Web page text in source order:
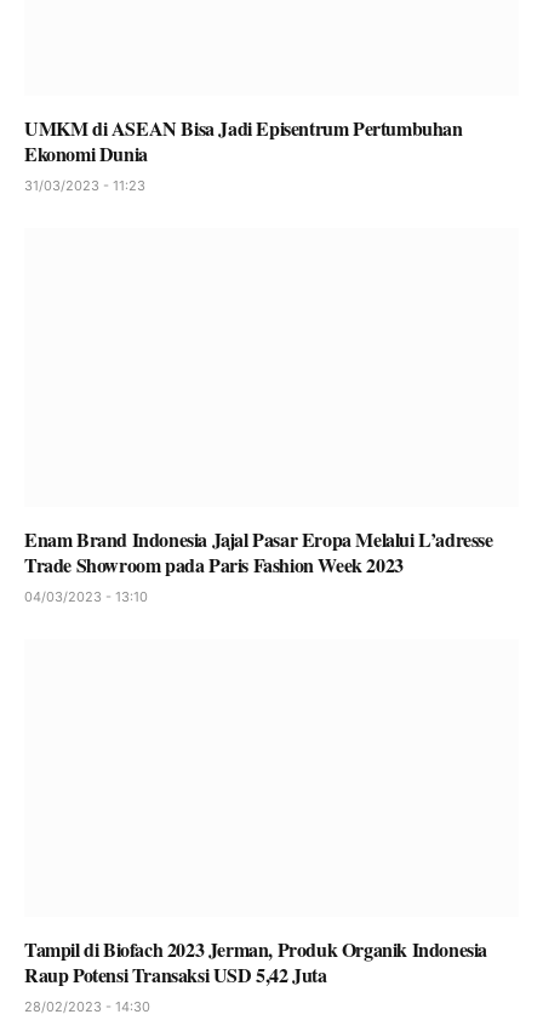
UMKM di ASEAN Bisa Jadi Episentrum Pertumbuhan
Ekonomi Dunia
31/03/2023 - 11:23
Enam Brand Indonesia Jajal Pasar Eropa Melalui L’adresse
Trade Showroom pada Paris Fashion Week 2023
04/03/2023 - 13:10
Tampil di Biofach 2023 Jerman, Produk Organik Indonesia
Raup Potensi Transaksi USD 5,42 Juta
28/02/2023 - 14:30